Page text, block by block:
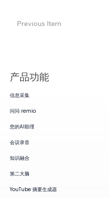
Previous Item
产品​功能
信息采集
问问 remio
您的AI助理
会议录音
知识融合
第二大脑
YouTube 摘要生成器